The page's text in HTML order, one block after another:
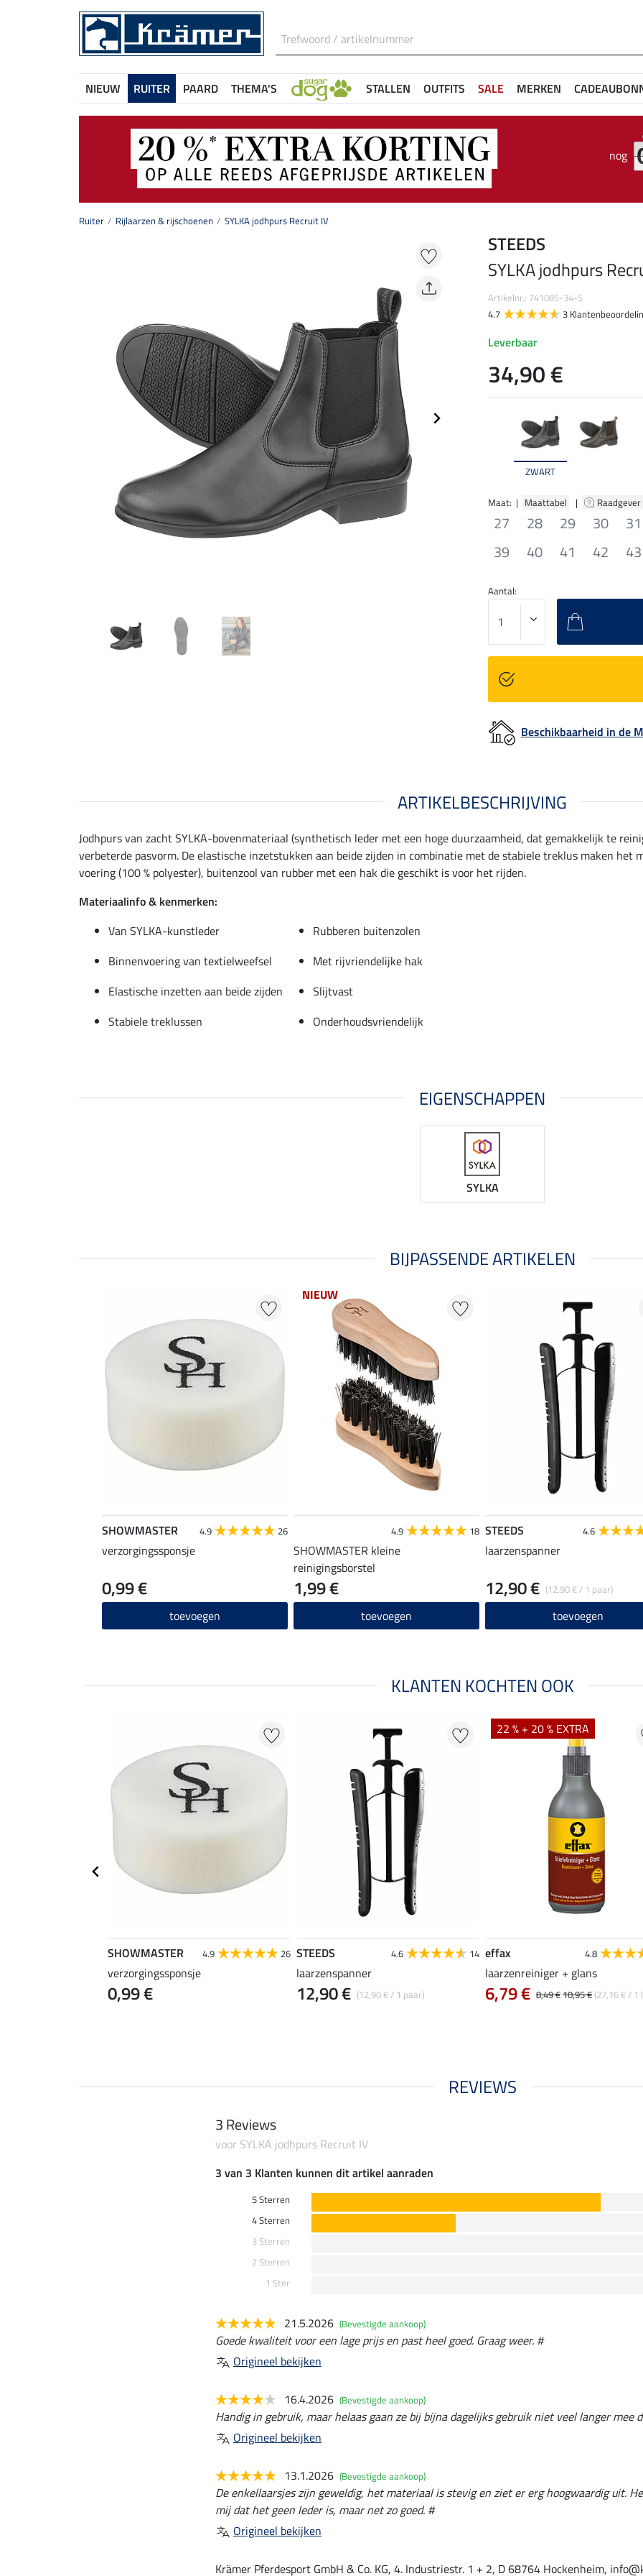
NIEUW RUITER PAARD THEMA'S STALLEN OUTFITS SALE MERKEN
nog
Ruiter Rijlaarzen & rijschoenen SYLKA jodhpurs Recruit IV
ZWART
Maat: | Maattabel | Raadgever
27 28 29 30
31
39
40 41 42 43
STEEDS
SYLKA jodhpurs
Artikelnr.: 741085-34-S
4.7
3
Leverbaar
34,90 €
Aantal:
Beschikbaarheid in de
ARTIKELBESCHRIJVING
Jodhpurs van zacht SYLKA-bovenmateriaal (synthetisch leder met een hoge duurzaamheid, dat gemakkelijk te
verbeterde pasvorm. De elastische inzetstukken aan beide zijden in combinatie met de stabiele treklus maken het
voering (100 % polyester), buitenzool van rubber met een hak die geschikt is voor het rijden.
Materiaalinfo & kenmerken:
Van SYLKA-kunstleder
Rubberen buitenzolen
Binnenvoering van textielweefsel
Met rijvriendelijke hak
Elastische inzetten aan beide zijden
Slijtvast
Stabiele treklussen
Onderhoudsvriendelijk
EIGENSCHAPPEN
SYLKA
BIJPASSENDE ARTIKELEN
SHOWMASTER 4.9 26
verzorgingssponsje
0,99 €
toevoegen
NIEUW
4.9 18
SHOWMASTER kleine
reinigingsborstel
1,99 €
toevoegen
STEEDS 4.6
laarzenspanner
(12,90 € / 1 paar)
12,90 €
toevoegen
KLANTEN KOCHTEN OOK
SHOWMASTER 4.9 26
verzorgingssponsje
0,99 €
STEEDS 4.6 14
laarzenspanner
(12,90 € / 1 paar)
12,90 €
22 % + 20 % EXTRA
effax 4.8
laarzenreiniger + glans
8,49 €10,95 € (27,16 € / 1
6,79 €
REVIEWS
3 Reviews
voor SYLKA jodhpurs Recruit IV
3 van 3 Klanten kunnen dit artikel aanraden
5 Sterren
4 Sterren
3 Sterren
2 Sterren
1 Ster
21.5.2026 (Bevestigde aankoop)
Goede kwaliteit voor een lage prijs en past heel goed. Graag weer. #
Origineel bekijken
16.4.2026 (Bevestigde aankoop)
Handig in gebruik, maar helaas gaan ze bij bijna dagelijks gebruik niet veel langer mee
Origineel bekijken
13.1.2026 (Bevestigde aankoop)
De enkellaarsjes zijn geweldig, het materiaal is stevig en ziet er erg hoogwaardig uit.
mij dat het geen leder is, maar net zo goed. #
Origineel bekijken
Krämer Pferdesport GmbH & Co. KG, 4. Industriestr. 1 + 2, D 68764 Hockenheim,